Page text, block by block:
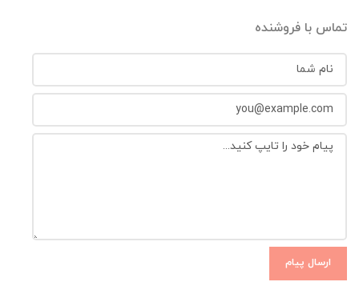
ابزارهای حمایتی و فرود
هارنس کوهنوردی
لنیارد و خود حمایت
ساعت ورزشی
تماس با فروشنده